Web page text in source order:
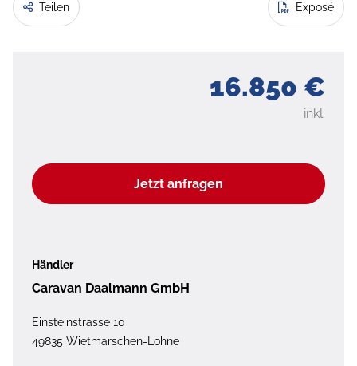
Teilen Exposé
16.850 €
inkl.
Jetzt anfragen
Händler
Caravan Daalmann GmbH
Einsteinstrasse 10
49835 Wietmarschen-Lohne